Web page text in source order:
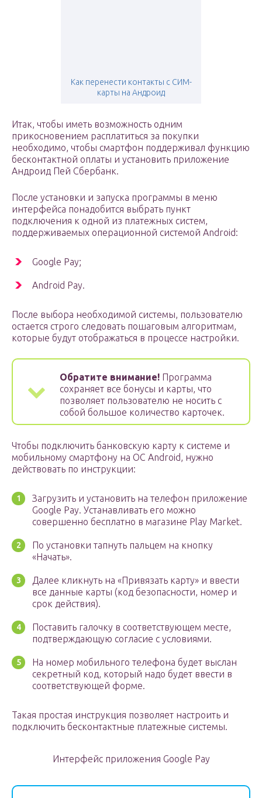
Как перенести контакты с СИМ-
карты на Андроид
Итак, чтобы иметь возможность одним
прикосновением расплатиться за покупки
необходимо, чтобы смартфон поддерживал функцию
бесконтактной оплаты и установить приложение
Андроид Пей Сбербанк.
После установки и запуска программы в меню
интерфейса понадобится выбрать пункт
подключения к одной из платежных систем,
поддерживаемых операционной системой Android:
Google Pay;
Android Pay.
После выбора необходимой системы, пользователю
остается строго следовать пошаговым алгоритмам,
которые будут отображаться в процессе настройки.
Обратите внимание! Программа
сохраняет все бонусы и карты, что
позволяет пользователю не носить с
собой большое количество карточек.
Чтобы подключить банковскую карту к системе и
мобильному смартфону на ОС Android, нужно
действовать по инструкции:
Загрузить и установить на телефон приложение
Google Pay. Устанавливать его можно
совершенно бесплатно в магазине Play Market.
По установки тапнуть пальцем на кнопку
«Начать».
Далее кликнуть на «Привязать карту» и ввести
все данные карты (код безопасности, номер и
срок действия).
Поставить галочку в соответствующем месте,
подтверждающую согласие с условиями.
На номер мобильного телефона будет выслан
секретный код, который надо будет ввести в
соответствующей форме.
Такая простая инструкция позволяет настроить и
подключить бесконтактные платежные системы.
Интерфейс приложения Google Pay